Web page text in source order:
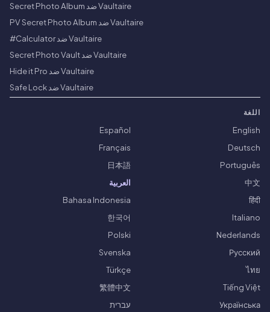
Vaultaire ضد Secret Photo Album
Vaultaire ضد PV Secret Photo Album
Vaultaire ضد Calculator#
Vaultaire ضد Secret Photo Vault
Vaultaire ضد Hide it Pro
Vaultaire ضد Safe Lock
اللغة
English
Español
Deutsch
Français
Português
日本語
中文
العربية
हिंदी
Bahasa Indonesia
Italiano
한국어
Nederlands
Polski
Русский
Svenska
ไทย
Türkçe
Tiếng Việt
繁體中文
Українська
עברית